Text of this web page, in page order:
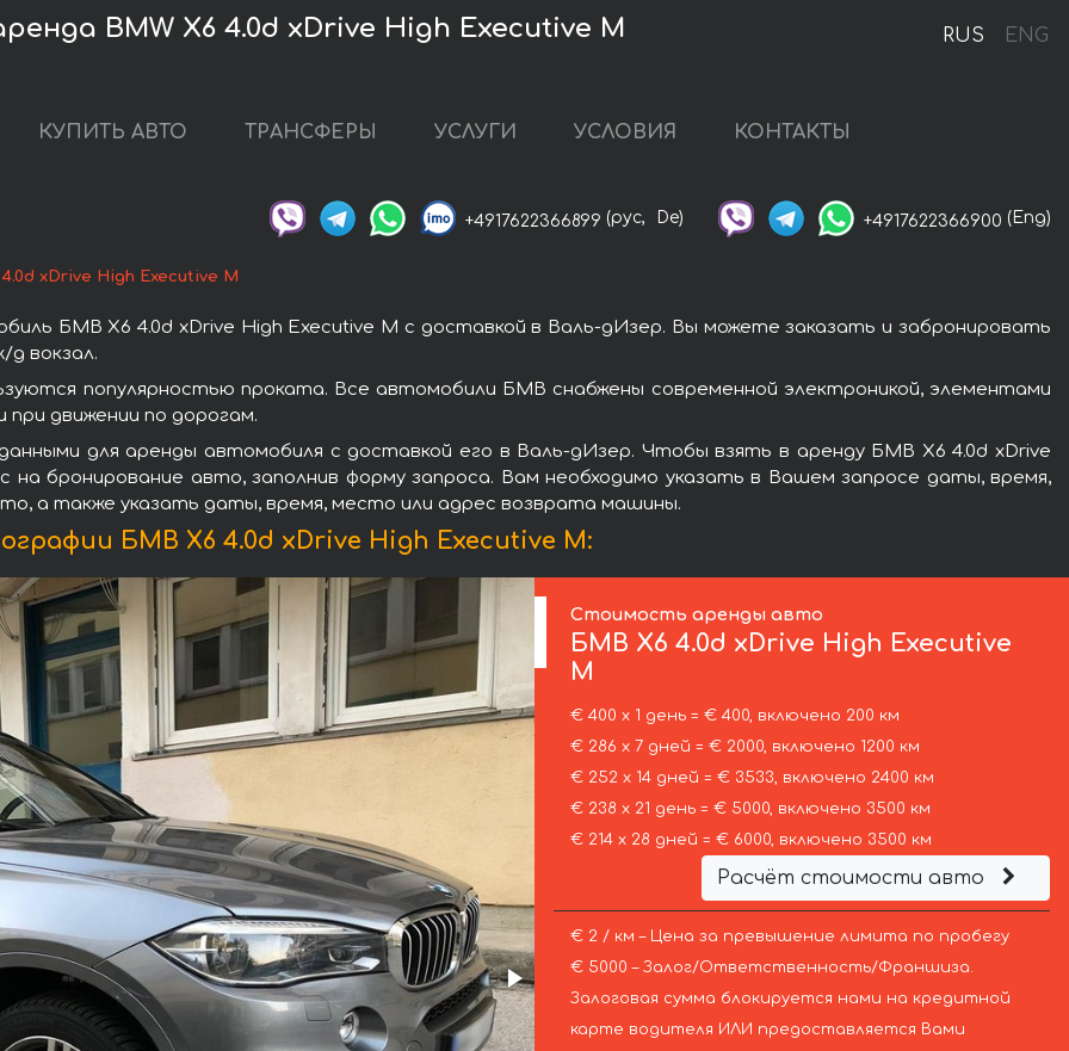
RUS ENG
BMW X6 4.0d xDrive High Executive M
КУПИТЬ АВТО ТРАНСФЕРЫ УСЛУГИ УСЛОВИЯ КОНТАКТЫ
+4917622366899 (рус, De) +4917622366900 (Eng)
xDrive High Executive M
БМВ X6 4.0d xDrive High Executive M с доставкой в Валь-дИзер. Вы можете заказать и забронировать
вокзал.
популярностью проката. Все автомобили БМВ снабжены современной электроникой, элементами
движении по дорогам.
для аренды автомобиля с доставкой его в Валь-дИзер. Чтобы взять в аренду БМВ X6 4.0d xDrive
бронирование авто, заполнив форму запроса. Вам необходимо указать в Вашем запросе даты, время,
а также указать даты, время, место или адрес возврата машины.
БМВ X6 4.0d xDrive High Executive M:
Стоимость аренды авто
БМВ X6 4.0d xDrive High Executive
M
€ 400 х 1 день = € 400, включено 200 км
€ 286 х 7 дней = € 2000, включено 1200 км
€ 252 х 14 дней = € 3533, включено 2400 км
€ 238 х 21 день = € 5000, включено 3500 км
€ 214 х 28 дней = € 6000, включено 3500 км
Расчёт стоимости авто
€ 2 / км – Цена за превышение лимита по пробегу
€ 5000 – Залог/Ответственность/Франшиза.
Залоговая сумма блокируется нами на кредитной
карте водителя ИЛИ предоставляется Вами